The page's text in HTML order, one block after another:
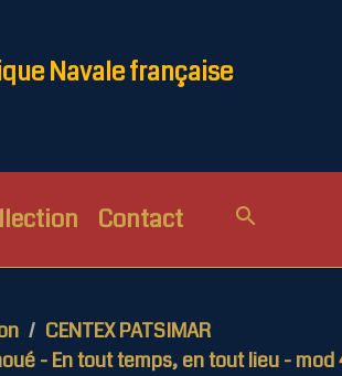
Navale française
Contact
CENTEX PATSIMAR
- En tout temps, en tout lieu - mod